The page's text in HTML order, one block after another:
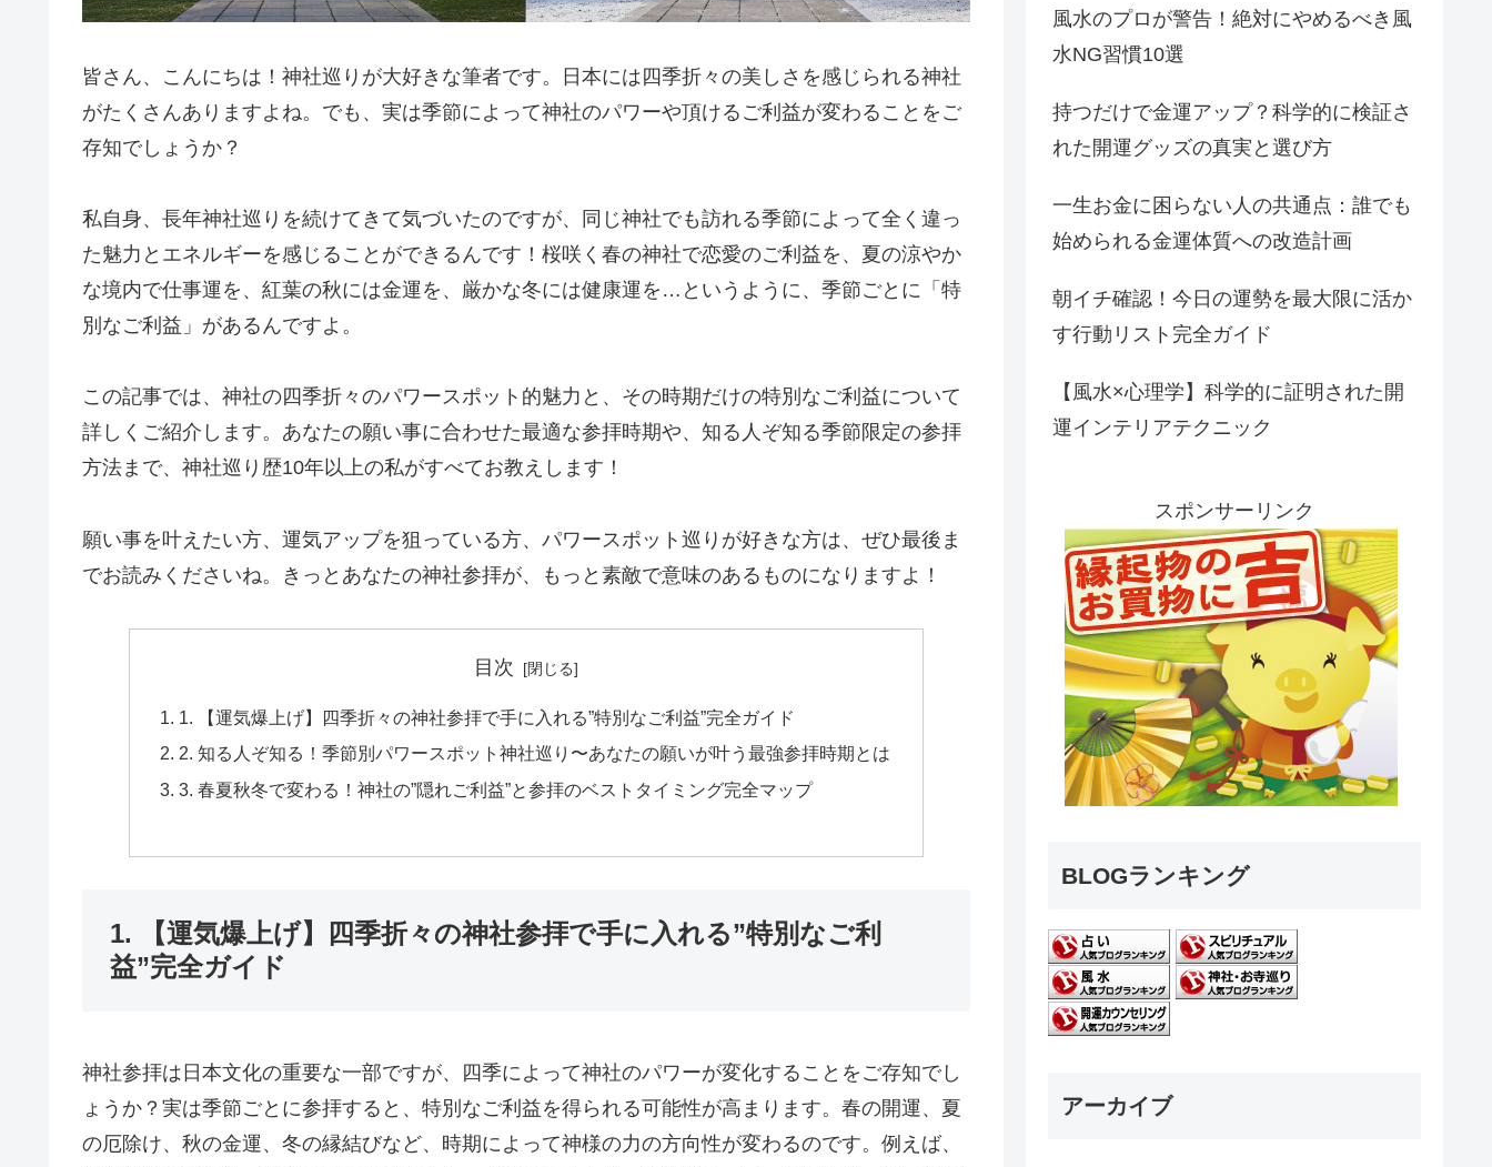
皆さん、こんにちは！神社巡りが大好きな筆者です。日本には四季折々の美しさを感じられる神社
がたくさんありますよね。でも、実は季節によって神社のパワーや頂けるご利益が変わることをご
存知でしょうか？
私自身、長年神社巡りを続けてきて気づいたのですが、同じ神社でも訪れる季節によって全く違っ
た魅力とエネルギーを感じることができるんです！桜咲く春の神社で恋愛のご利益を、夏の涼やか
な境内で仕事運を、紅葉の秋には金運を、厳かな冬には健康運を…というように、季節ごとに「特
別なご利益」があるんですよ。
この記事では、神社の四季折々のパワースポット的魅力と、その時期だけの特別なご利益について
詳しくご紹介します。あなたの願い事に合わせた最適な参拝時期や、知る人ぞ知る季節限定の参拝
方法まで、神社巡り歴10年以上の私がすべてお教えします！
願い事を叶えたい方、運気アップを狙っている方、パワースポット巡りが好きな方は、ぜひ最後ま
でお読みくださいね。きっとあなたの神社参拝が、もっと素敵で意味のあるものになりますよ！
目次
1. 【運気爆上げ】四季折々の神社参拝で手に入れる”特別なご利益”完全ガイド
2. 知る人ぞ知る！季節別パワースポット神社巡り〜あなたの願いが叶う最強参拝時期とは
3. 春夏秋冬で変わる！神社の”隠れご利益”と参拝のベストタイミング完全マップ
1. 【運気爆上げ】四季折々の神社参拝で手に入れる”特別なご利
益”完全ガイド
神社参拝は日本文化の重要な一部ですが、四季によって神社のパワーが変化することをご存知でし
ょうか？実は季節ごとに参拝すると、特別なご利益を得られる可能性が高まります。春の開運、夏
の厄除け、秋の金運、冬の縁結びなど、時期によって神様の力の方向性が変わるのです。例えば、
風水のプロが警告！絶対にやめるべき風
水NG習慣10選
持つだけで金運アップ？科学的に検証さ
れた開運グッズの真実と選び方
一生お金に困らない人の共通点：誰でも
始められる金運体質への改造計画
朝イチ確認！今日の運勢を最大限に活か
す行動リスト完全ガイド
【風水×心理学】科学的に証明された開
運インテリアテクニック
スポンサーリンク
BLOGランキング
アーカイブ